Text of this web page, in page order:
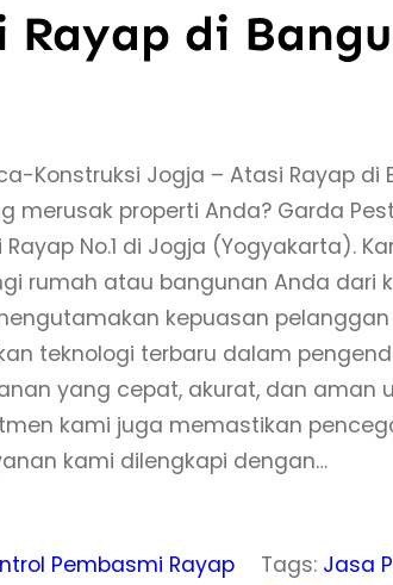
Rayap di
Konstruksi Jogja – Atasi Rayap di
merusak properti Anda? Garda
No.1 di Jogja (Yogyakarta).
rumah atau bangunan Anda dari
kepuasan
teknologi terbaru dalam
yang cepat, akurat, dan aman
kami juga memastikan
kami dilengkapi dengan…
Pembasmi Rayap
Tags: Jasa